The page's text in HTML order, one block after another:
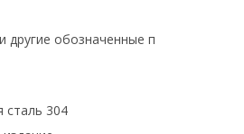
другие обозначенные п
304